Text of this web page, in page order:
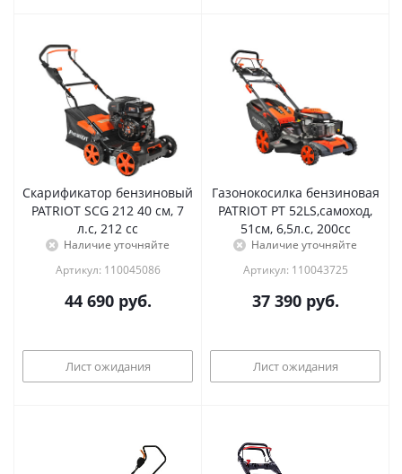
Скарификатор бензиновый
PATRIOT SCG 212 40 см, 7
л.с, 212 сс
Наличие уточняйте
Артикул: 110045086
44 690руб.
Лист ожидания
Газонокосилка бензиновая
PATRIOT PT 52LS,самоход,
51см, 6,5л.с, 200сс
Наличие уточняйте
Артикул: 110043725
37 390руб.
Лист ожидания